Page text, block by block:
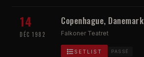
14
DÉC 1982
Copenhague, Danemark
Falkoner Teatret
SETLIST PASSÉ